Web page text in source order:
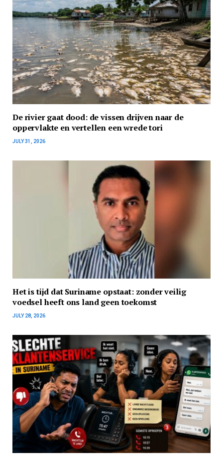
De rivier gaat dood: de vissen drijven naar de
oppervlakte en vertellen een wrede tori
JULY 31, 2026
Het is tijd dat Suriname opstaat: zonder veilig
voedsel heeft ons land geen toekomst
JULY 28, 2026